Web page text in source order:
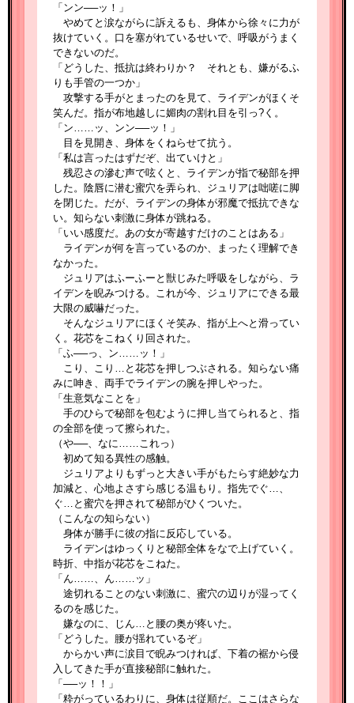
「ンン──ッ！」
やめてと涙ながらに訴えるも、身体から徐々に力が
抜けていく。口を塞がれているせいで、呼吸がうまく
できないのだ。
「どうした、抵抗は終わりか？ それとも、嫌がるふ
りも手管の一つか」
攻撃する手がとまったのを見て、ライデンがほくそ
笑んだ。指が布地越しに媚肉の割れ目を引っ?く。
「ン……ッ、ンン──ッ！」
目を見開き、身体をくねらせて抗う。
「私は言ったはずだぞ、出ていけと」
残忍さの滲む声で呟くと、ライデンが指で秘部を押
した。陰唇に潜む蜜穴を弄られ、ジュリアは咄嗟に脚
を閉じた。だが、ライデンの身体が邪魔で抵抗できな
い。知らない刺激に身体が跳ねる。
「いい感度だ。あの女が寄越すだけのことはある」
ライデンが何を言っているのか、まったく理解でき
なかった。
ジュリアはふーふーと獣じみた呼吸をしながら、ラ
イデンを睨みつける。これが今、ジュリアにできる最
大限の威嚇だった。
そんなジュリアにほくそ笑み、指が上へと滑ってい
く。花芯をこねくり回された。
「ふ──っ、ン……ッ！」
こり、こり…と花芯を押しつぶされる。知らない痛
みに呻き、両手でライデンの腕を押しやった。
「生意気なことを」
手のひらで秘部を包むように押し当てられると、指
の全部を使って擦られた。
（や──、なに……これっ）
初めて知る異性の感触。
ジュリアよりもずっと大きい手がもたらす絶妙な力
加減と、心地よさすら感じる温もり。指先でぐ…、
ぐ…と蜜穴を押されて秘部がひくついた。
（こんなの知らない）
身体が勝手に彼の指に反応している。
ライデンはゆっくりと秘部全体をなで上げていく。
時折、中指が花芯をこねた。
「ん……、ん……ッ」
途切れることのない刺激に、蜜穴の辺りが湿ってく
るのを感じた。
嫌なのに、じん…と腰の奥が疼いた。
「どうした。腰が揺れているぞ」
からかい声に涙目で睨みつければ、下着の裾から侵
入してきた手が直接秘部に触れた。
「──ッ！！」
「粋がっているわりに、身体は従順だ。ここはさらな